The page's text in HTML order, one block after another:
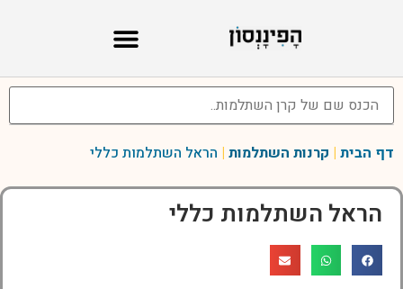
דף הבית | קרנות השתלמות | הראל השתלמות כללי
הראל השתלמות כללי